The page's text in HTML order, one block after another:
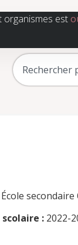
organismes est
:2022-